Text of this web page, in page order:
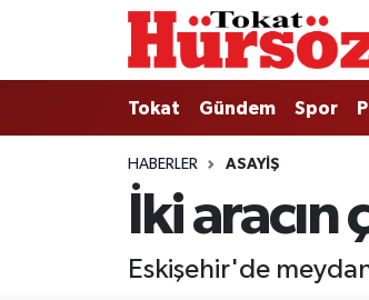
Tokat Gündem Spor
HABERLER ASAYIŞ
İki
Eskişehir'de
Tokat
Türkiye Gündemi
Gündem
Nöbetçi Eczaneler
Hava Durumu
Tokat Namaz Vakitleri